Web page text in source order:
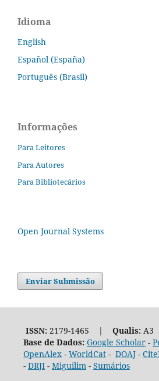
Idioma
English
Español (España)
Português (Brasil)
Informações
Para Leitores
Para Autores
Para Bibliotecários
Open Journal Systems
Enviar Submissão
ISSN:2179-1465 | Qualis:
Base de Dados: Google Scholar-
OpenAlex- WorldCat- DOAJ-
- DRJI- Miguilim- Sumários